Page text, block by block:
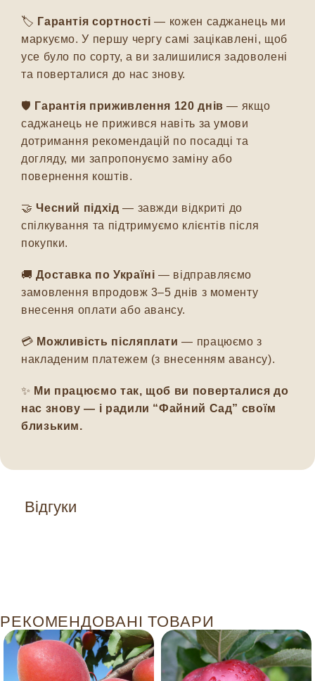
Відгуки
🏷️ Гарантія сортності — кожен саджанець ми
маркуємо. У першу чергу самі зацікавлені, щоб
усе було по сорту, а ви залишилися задоволені
та поверталися до нас знову.
🛡️ Гарантія приживлення 120 днів — якщо
саджанець не прижився навіть за умови
дотримання рекомендацій по посадці та
догляду, ми запропонуємо заміну або
повернення коштів.
🤝Чесний підхід — завжди відкриті до
спілкування та підтримуємо клієнтів після
покупки.
🚚Доставка по Україні — відправляємо
замовлення впродовж 3–5 днів з моменту
внесення оплати або авансу.
💳 Можливість післяплати — працюємо з
накладеним платежем (з внесенням авансу).
✨ Ми працюємо так, щоб ви поверталися до
нас знову — і радили “Файний Сад” своїм
близьким.
РЕКОМЕНДОВАНІ ТОВАРИ